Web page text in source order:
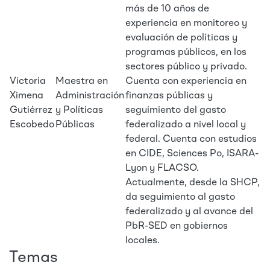
Victoria
Ximena
Gutiérrez
Escobedo
Maestra en
Administración
y Políticas
Públicas
más de 10 años de
experiencia en monitoreo y
evaluación de políticas y
programas públicos, en los
sectores público y privado.
Cuenta con experiencia en
finanzas públicas y
seguimiento del gasto
federalizado a nivel local y
federal. Cuenta con estudios
en CIDE, Sciences Po, ISARA-
Lyon y FLACSO.
Actualmente, desde la SHCP,
da seguimiento al gasto
federalizado y al avance del
PbR-SED en gobiernos
locales.
Temas